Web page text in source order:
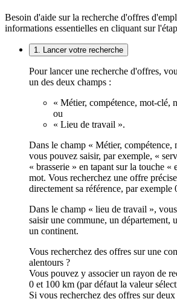
Besoin d'aide sur la recherche d'offres
informations essentielles en cliquant sur
1. Lancer votre recherche
Pour lancer une recherche d'offres,
un des deux champs :
« Métier, compétence, mot-clé,
ou
« Lieu de travail ».
Dans le champ « Métier, compétence,
vous pouvez saisir, par exemple, «
« brasserie » en tapant sur la touche «
mot. Vous recherchez une offre
directement sa référence, par
Dans le champ « lieu de travail »,
saisir une commune, un département,
un continent.
Vous recherchez des offres sur une
alentours ?
Vous pouvez y associer un rayon de
0 et 100 km (par défaut la valeur
Si vous recherchez des offres sur